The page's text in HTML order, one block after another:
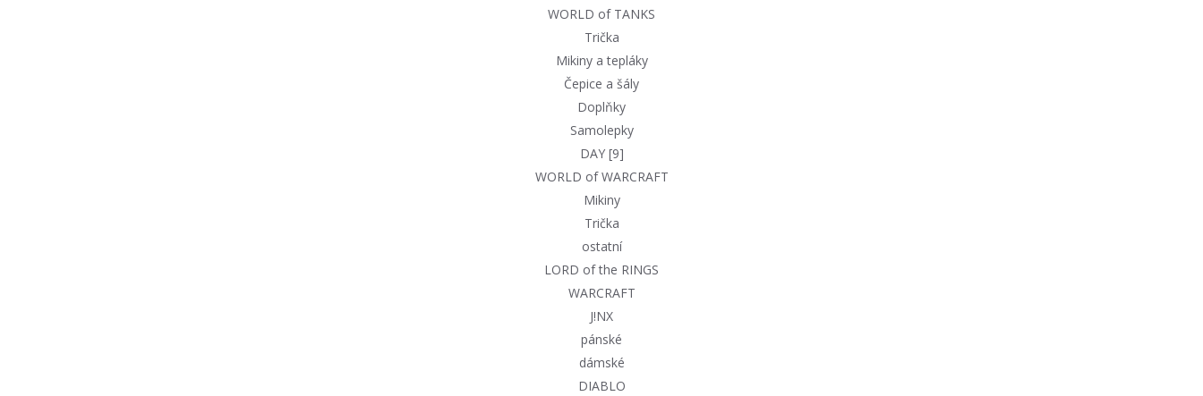
WORLD of TANKS
Trička
Mikiny a tepláky
Čepice a šály
Doplňky
Samolepky
DAY [9]
WORLD of WARCRAFT
Mikiny
Trička
ostatní
LORD of the RINGS
WARCRAFT
J!NX
pánské
dámské
DIABLO